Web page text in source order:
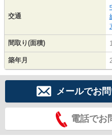
交通
間取り(面積)
築年月
メールでお
電話でお